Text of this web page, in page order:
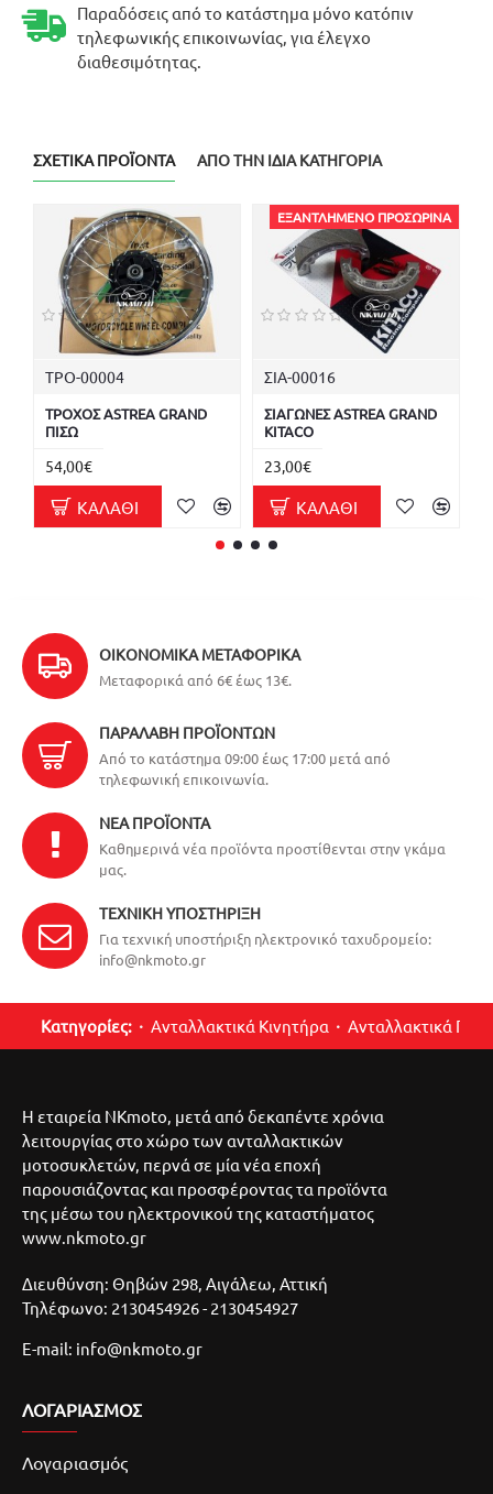
Παραδόσεις από το κατάστημα μόνο κατόπιν
τηλεφωνικής επικοινωνίας, για έλεγχο
διαθεσιμότητας.
ΣΧΕΤΙΚΆ ΠΡΟΪΌΝΤΑ ΑΠΌ ΤΗΝ ΊΔΙΑ ΚΑΤΗΓΟΡΊΑ
ΤΡΟ-00004
ΤΡΟΧΟΣ ASTREA GRAND
ΠΙΣΩ
54,00€
ΚΑΛΆΘΙ
ΕΞΑΝΤΛΗΜΈΝΟ ΠΡΟΣΩΡΙΝΆ
ΣΙΑ-00016
ΣΙΑΓΩΝΕΣ ASTREA GRAND
KITACO
23,00€
ΚΑΛΆΘΙ
ΟΙΚΟΝΟΜΙΚΆ ΜΕΤΑΦΟΡΙΚΆ
Μεταφορικά από 6€ έως 13€.
ΠΑΡΑΛΑΒΉ ΠΡΟΪΌΝΤΩΝ
Από το κατάστημα 09:00 έως 17:00 μετά από
τηλεφωνική επικοινωνία.
ΝΈΑ ΠΡΟΪΌΝΤΑ
Καθημερινά νέα προϊόντα προστίθενται στην γκάμα
μας.
ΤΕΧΝΙΚΉ ΥΠΟΣΤΉΡΙΞΗ
Για τεχνική υποστήριξη ηλεκτρονικό ταχυδρομείο:
info@nkmoto.gr
Κατηγορίες: Ανταλλακτικά Κινητήρα Ανταλλακτικά
Η εταιρεία NKmoto, μετά από δεκαπέντε χρόνια
λειτουργίας στο χώρο των ανταλλακτικών
μοτοσυκλετών, περνά σε μία νέα εποχή
παρουσιάζοντας και προσφέροντας τα προϊόντα
της μέσω του ηλεκτρονικού της καταστήματος
www.nkmoto.gr
Διευθύνση: Θηβών 298, Αιγάλεω, Αττική
Τηλέφωνο: 2130454926 - 2130454927
E-mail: info@nkmoto.gr
ΛΟΓΑΡΙΑΣΜΌΣ
Λογαριασμός